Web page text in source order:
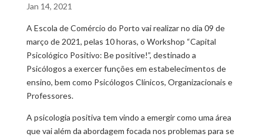
Jan 14, 2021
A Escola de Comércio do Porto vai realizar no dia 09 de
março de 2021, pelas 10 horas, o Workshop “Capital
Psicológico Positivo: Be positive!”, destinado a
Psicólogos a exercer funções em estabelecimentos de
ensino, bem como Psicólogos Clínicos, Organizacionais e
Professores.
A psicologia positiva tem vindo a emergir como uma área
que vai além da abordagem focada nos problemas para se